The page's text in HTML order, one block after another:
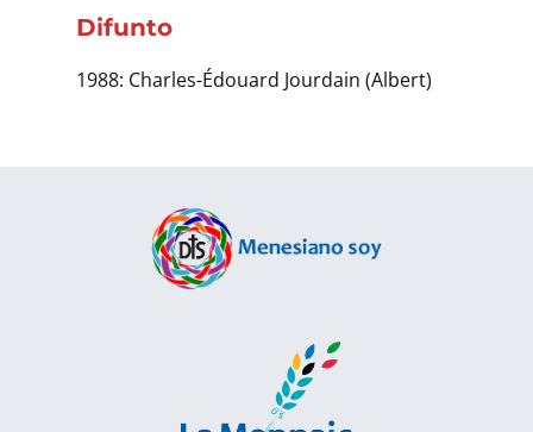
Difunto
1988: Charles-Édouard Jourdain (Albert)